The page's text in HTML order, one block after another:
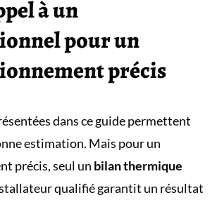
à un
pour un
précis
dans ce guide permettent
estimation. Mais pour un
précis, seul un bilan thermique
qualifié garantit un résultat